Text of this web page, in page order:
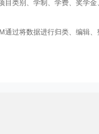
类别、学制、学费、奖学金
过将数据进行归类、编辑